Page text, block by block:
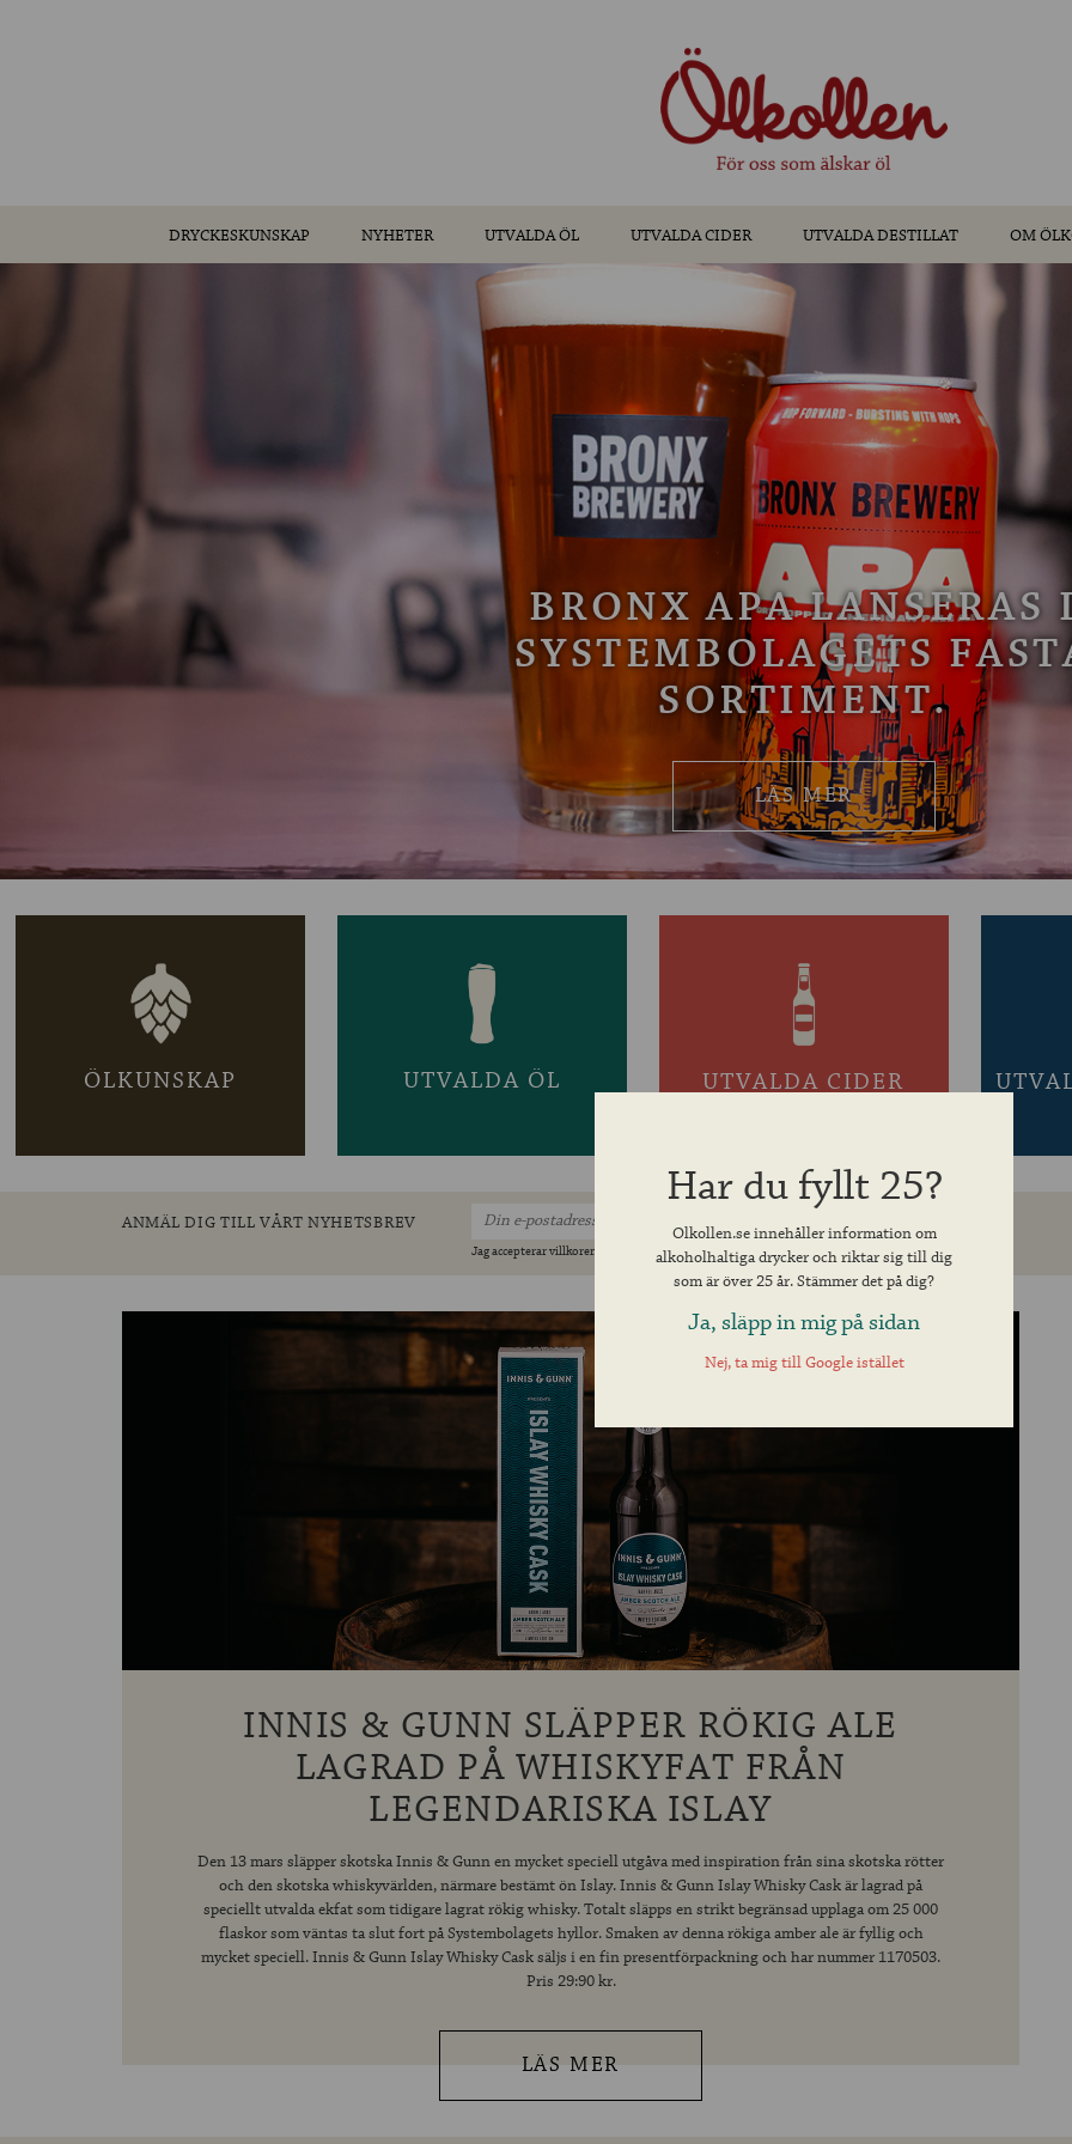
DRYCKESKUNSKAP NYHETER UTVALDA ÖL UTVALDA CIDER UTVALDA DESTILLAT OM
BRONX APA LANSERAS
SYSTEMBOLAGETS
SORTIMENT.
LÄS MER
ÖLKUNSKAP UTVALDA ÖL UTVALDA CIDER
ANMÄL DIG TILL VÅRT NYHETSBREV
Jag accepterar villkoren »
INNIS & GUNN SLÄPPER RÖKIG ALE
LAGRAD PÅ WHISKYFAT FRÅN
LEGENDARISKA ISLAY
Den 13 mars släpper skotska Innis & Gunn en mycket speciell utgåva med inspiration från sina skotska rötter
och den skotska whiskyvärlden, närmare bestämt ön Islay. Innis & Gunn Islay Whisky Cask är lagrad på
speciellt utvalda ekfat som tidigare lagrat rökig whisky. Totalt släpps en strikt begränsad upplaga om 25 000
flaskor som väntas ta slut fort på Systembolagets hyllor. Smaken av denna rökiga amber ale är fyllig och
mycket speciell. Innis & Gunn Islay Whisky Cask säljs i en fin presentförpackning och har nummer 1170503.
Pris 29:90 kr.
LÄS MER
Har du fyllt 25?
Olkollen.se innehåller information om
alkoholhaltiga drycker och riktar sig till dig
som är över 25 år. Stämmer det på dig?
Ja, släpp in mig på sidan
Nej, ta mig till Google istället